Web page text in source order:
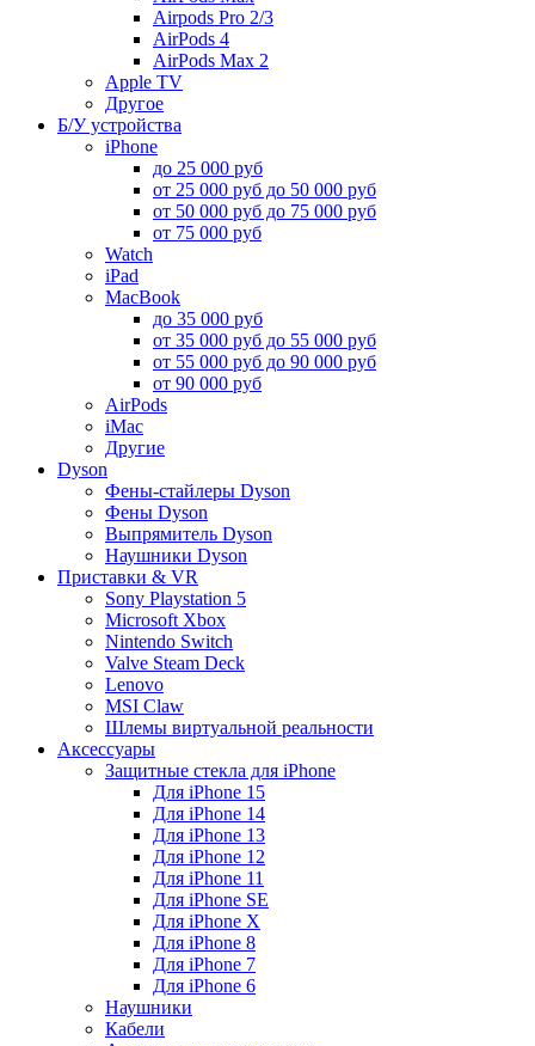
Airpods Pro 2/3
AirPods 4
AirPods Max 2
Apple TV
Другое
Б/У устройства
iPhone
до 25 000 руб
от 25 000 руб до 50 000 руб
от 50 000 руб до 75 000 руб
от 75 000 руб
Watch
iPad
MacBook
до 35 000 руб
от 35 000 руб до 55 000 руб
от 55 000 руб до 90 000 руб
от 90 000 руб
AirPods
iMac
Другие
Dyson
Фены-стайлеры Dyson
Фены Dyson
Выпрямитель Dyson
Наушники Dyson
Приставки & VR
Sony Playstation 5
Microsoft Xbox
Nintendo Switch
Valve Steam Deck
Lenovo
MSI Claw
Шлемы виртуальной реальности
Аксессуары
Защитные стекла для iPhone
Для iPhone 15
Для iPhone 14
Для iPhone 13
Для iPhone 12
Для iPhone 11
Для iPhone SE
Для iPhone X
Для iPhone 8
Для iPhone 7
Для iPhone 6
Наушники
Кабели